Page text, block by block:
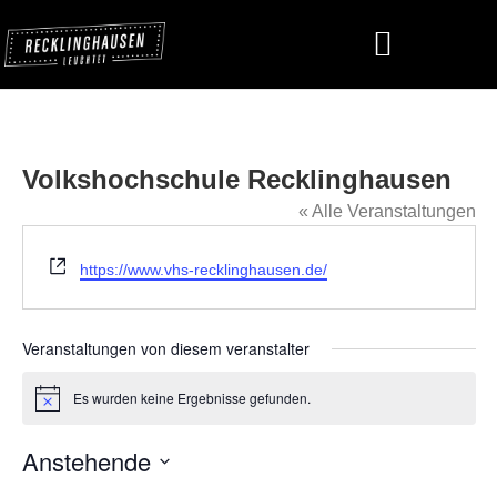
Volkshochschule Recklinghausen
« Alle Veranstaltungen
Webseite
https://www.vhs-recklinghausen.de/
Veranstaltungen von diesem veranstalter
HinweisEs wurden keine Ergebnisse gefunden.
Anstehende